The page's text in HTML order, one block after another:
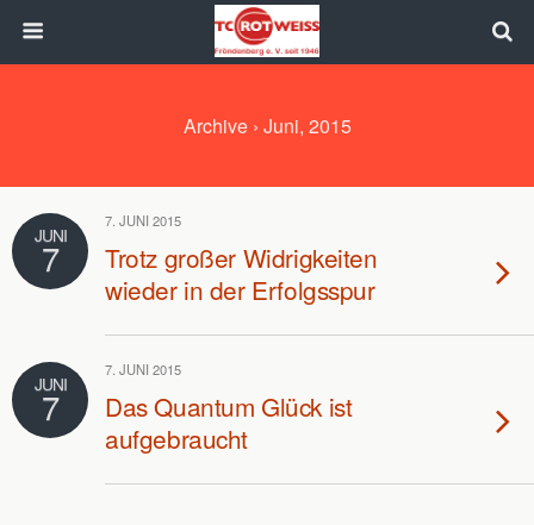
Archive › Juni, 2015
JUNI
7
7. JUNI 2015
Trotz großer Widrigkeiten
wieder in der Erfolgsspur
JUNI
7
7. JUNI 2015
Das Quantum Glück ist
aufgebraucht